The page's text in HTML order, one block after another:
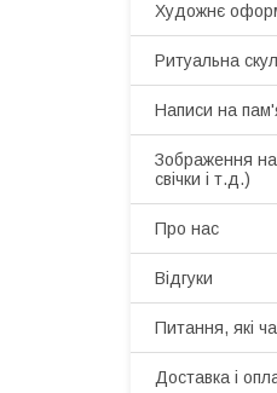
Художнє
Ритуальна
Написи на
Зображення на
свічки і т.д.)
Про нас
Відгуки
Питання, які
Доставка і